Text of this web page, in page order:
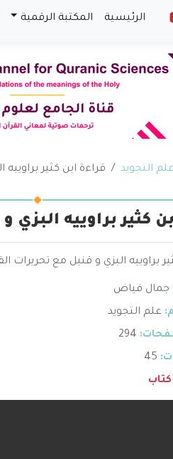
الرئيسية المكتبة الرقمية
علم التجويد قراءة ابن كثير
كثير براوييه
براوييه البزي و قنبل مع تحريرات
جمال فياض
علم التجويد
294